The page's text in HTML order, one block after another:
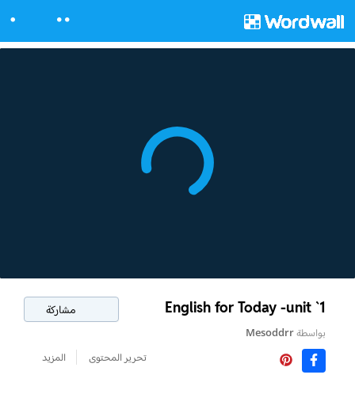
English for Today -unit `1 مشاركة
بواسطةMesoddrr
تحرير المحتوى
المزيد